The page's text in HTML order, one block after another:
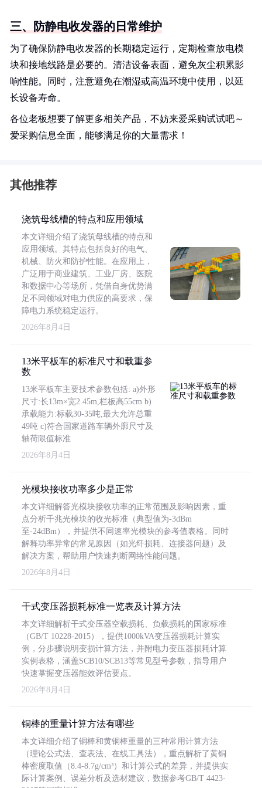
三、防静电收发器的日常维护
为了确保防静电收发器的长期稳定运行，定期检查放电模
块和接地线路是必要的。清洁设备表面，避免灰尘积累影
响性能。同时，注意避免在潮湿或高温环境中使用，以延
长设备寿命。
各位老板想要了解更多相关产品，不妨来爱采购试试吧～
爱采购信息全面，能够满足你的大量需求！
其他推荐
浇筑母线槽的特点和应用领域
本文详细介绍了浇筑母线槽的特点和
应用领域。其特点包括良好的电气、
机械、防火和防护性能。在应用上，
广泛用于商业建筑、工业厂房、医院
和数据中心等场所，凭借自身优势满
足不同领域对电力供应的高要求，保
障电力系统稳定运行。
2026年8月4日
13米平板车的标准尺寸和载重参
数
13米平板车主要技术参数包括: a)外形
尺寸:长13m×宽2.45m,栏板高55cm b)
承载能力:标载30-35吨,最大允许总重
49吨 c)符合国家道路车辆外廓尺寸及
轴荷限值标准
2026年8月4日
光模块接收功率多少是正常
本文详细解答光模块接收功率的正常范围及影响因素，重
点分析千兆光模块的收光标准（典型值为-3dBm
至-24dBm），并提供不同速率光模块的参考值表格。同时
解释功率异常的常见原因（如光纤损耗、连接器问题）及
解决方案，帮助用户快速判断网络性能问题。
2026年8月4日
干式变压器损耗标准一览表及计算方法
本文详细解析干式变压器空载损耗、负载损耗的国家标准
（GB/T 10228-2015），提供1000kVA变压器损耗计算实
例，分步骤说明变损计算方法，并附电力变压器损耗计算
实例表格，涵盖SCB10/SCB13等常见型号参数，指导用户
快速掌握变压器能效评估要点。
2026年8月4日
铜棒的重量计算方法有哪些
本文详细介绍了铜棒和黄铜棒重量的三种常用计算方法
（理论公式法、查表法、在线工具法），重点解析了黄铜
棒密度取值（8.4-8.7g/cm³）和计算公式的差异，并提供实
际计算案例、误差分析及选材建议，数据参考GB/T 4423-